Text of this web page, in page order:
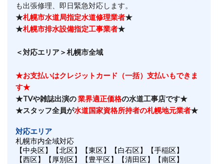
も出張修理、即日緊急対応します。
★札幌市水道局指定水道修理業者★
★札幌市排水設備指定工事業者★
＜対応エリア＞札幌市全域
★お支払いはクレジットカード（一括）支払いもできま
す★
★TVや雑誌出演の業界適正価格の水道工事店です★
★スタッフ全員が水道国家資格所持者の札幌地元業者★
対応エリア
札幌市内全域対応
【中央区】【北区】【東区】【白石区】【手稲区】
【西区】【厚別区】【豊平区】【清田区】【南区】